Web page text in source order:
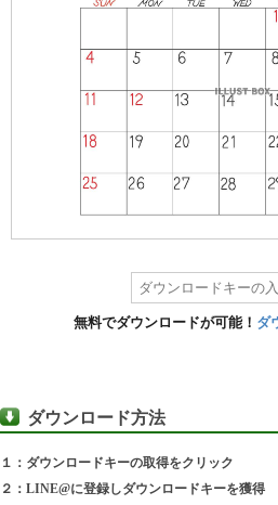
無料でダウンロードが可能！ ダ
ダウンロード方法
１：ダウンロードキーの取得をクリック
２：LINE@に登録しダウンロードキーを獲得